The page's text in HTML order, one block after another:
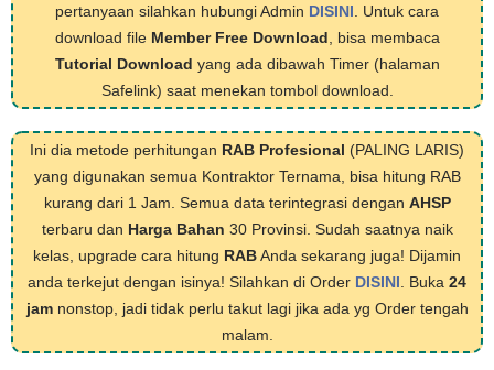
pertanyaan silahkan hubungi Admin DISINI . Untuk cara
download file Member Free Download , bisa membaca
Tutorial Download yang ada dibawah Timer (halaman
Safelink) saat menekan tombol download.
Ini dia metode perhitungan RAB Profesional (PALING LARIS)
yang digunakan semua Kontraktor Ternama, bisa hitung RAB
kurang dari 1 Jam. Semua data terintegrasi dengan AHSP
terbaru dan Harga Bahan 30 Provinsi. Sudah saatnya naik
kelas, upgrade cara hitung RABAnda sekarang juga! Dijamin
anda terkejut dengan isinya! Silahkan di Order DISINI . Buka 24
jamnonstop, jadi tidak perlu takut lagi jika ada yg Order tengah
malam.